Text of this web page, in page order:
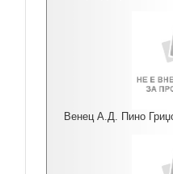
Венец А.Д. Пино